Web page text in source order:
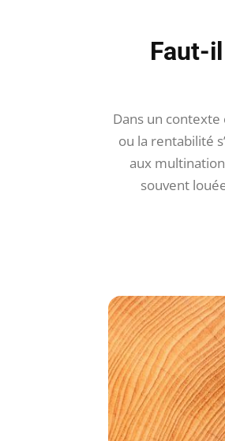
Faut-
Dans un
ou la rentabilité
aux
souvent